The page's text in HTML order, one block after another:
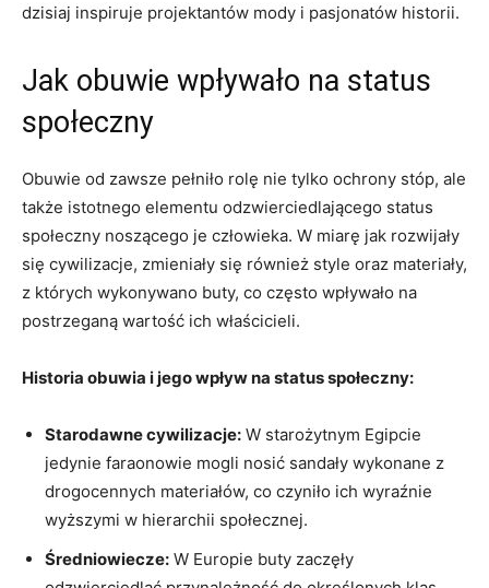
dzisiaj inspiruje projektantów mody i pasjonatów historii.
Jak obuwie ‍wpływało na status
społeczny
Obuwie od zawsze pełniło ‌rolę nie⁢ tylko ochrony stóp, ale
także istotnego elementu ⁣odzwierciedlającego status
społeczny noszącego⁤ je człowieka. W⁣ miarę jak rozwijały
się cywilizacje, zmieniały się ​również ⁤style oraz materiały,
z których wykonywano buty, co często wpływało na
‌postrzeganą ⁢wartość ich ​właścicieli.
Historia ⁤obuwia⁤ i jego wpływ na status społeczny:
Starodawne cywilizacje: W starożytnym Egipcie
jedynie faraonowie mogli‌ nosić ‍sandały‌ wykonane⁢ z
drogocennych materiałów,​ co czyniło ich wyraźnie
wyższymi w hierarchii społecznej.
Średniowiecze: W Europie buty zaczęły